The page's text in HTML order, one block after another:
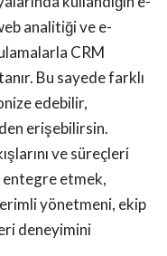
analitiği ve e-
CRM
Bu sayede farklı
edebilir,
erişebilirsin.
ve süreçleri
etmek,
yönetmeni, ekip
deneyimini